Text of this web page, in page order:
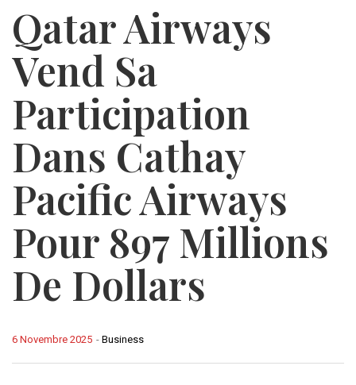
Qatar Airways
Vend Sa
Participation
Dans Cathay
Pacific Airways
Pour 897 Millions
De Dollars
- Business
6 Novembre 2025